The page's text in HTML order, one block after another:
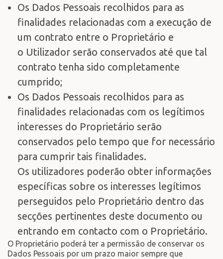
Os Dados Pessoais recolhidos para as
finalidades relacionadas com a execução de
um contrato entre o Proprietário e
o Utilizador serão conservados até que tal
contrato tenha sido completamente
cumprido;
Os Dados Pessoais recolhidos para as
finalidades relacionadas com os legítimos
interesses do Proprietário serão
conservados pelo tempo que for necessário
para cumprir tais finalidades.
Os utilizadores poderão obter informações
específicas sobre os interesses legítimos
perseguidos pelo Proprietário dentro das
secções pertinentes deste documento ou
entrando em contacto com o Proprietário.
O Proprietário poderá ter a permissão de conservar os
Dados Pessoais por um prazo maior sempre que